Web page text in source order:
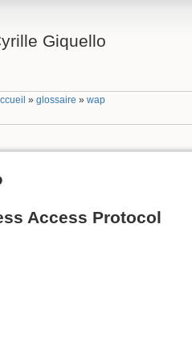
Giquello
»glossaire »wap
Access Protocol